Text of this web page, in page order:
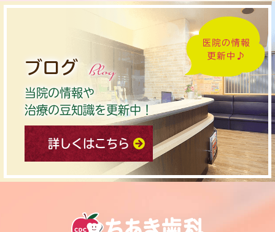
ブログ Blog
当院の情報や
治療の豆知識を更新中！
詳しくはこちら